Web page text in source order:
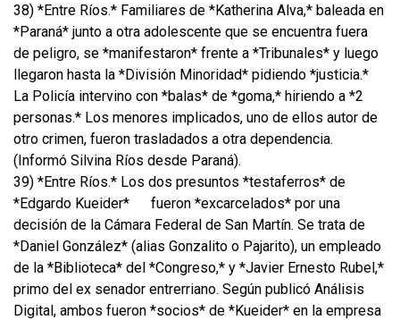
38) *Entre Ríos.* Familiares de *Katherina Alva,* baleada en
*Paraná* junto a otra adolescente que se encuentra fuera
de peligro, se *manifestaron* frente a *Tribunales* y luego
llegaron hasta la *División Minoridad* pidiendo *justicia.*
La Policía intervino con *balas* de *goma,* hiriendo a *2
personas.* Los menores implicados, uno de ellos autor de
otro crimen, fueron trasladados a otra dependencia.
(Informó Silvina Ríos desde Paraná).
39) *Entre Ríos.* Los dos presuntos *testaferros* de
*Edgardo Kueider*
fueron *excarcelados* por una
decisión de la Cámara Federal de San Martín. Se trata de
*Daniel González* (alias Gonzalito o Pajarito), un empleado
de la *Biblioteca* del *Congreso,* y *Javier Ernesto Rubel,*
primo del ex senador entrerriano. Según publicó Análisis
Digital, ambos fueron *socios* de *Kueider* en la empresa